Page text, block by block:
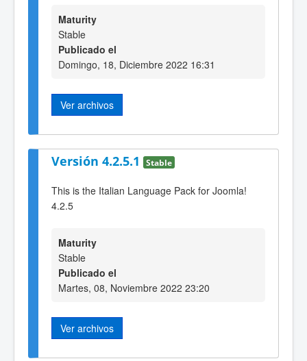
Maturity
Stable
Publicado el
Domingo, 18, Diciembre 2022 16:31
Ver archivos
Versión 4.2.5.1 Stable
This is the Italian Language Pack for Joomla!
4.2.5
Maturity
Stable
Publicado el
Martes, 08, Noviembre 2022 23:20
Ver archivos